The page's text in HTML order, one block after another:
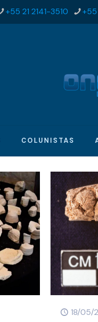
+55 21 2141-3510 +55
COLUNISTAS
18/05/